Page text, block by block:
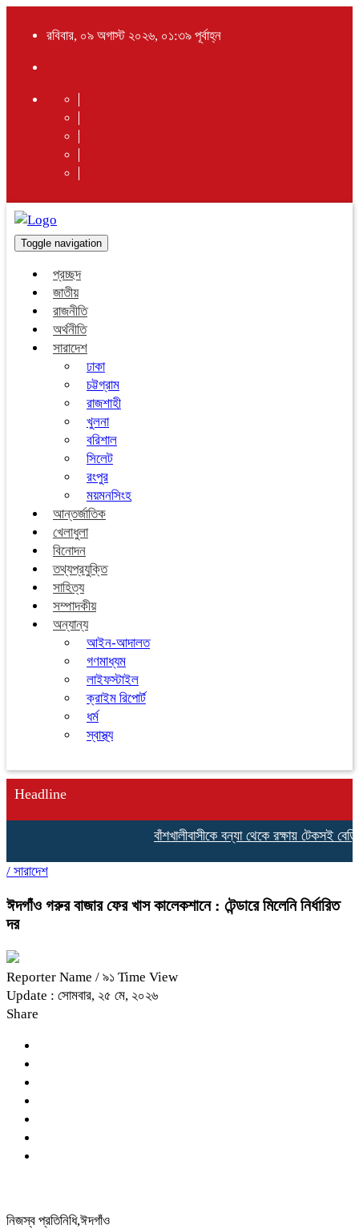
রবিবার, ০৯ অগাস্ট ২০২৬, ০১:৩৯ পূর্বাহ্ন
Toggle navigation
প্রচ্ছদ
জাতীয়
রাজনীতি
অর্থনীতি
সারাদেশ
ঢাকা
চট্টগ্রাম
রাজশাহী
খুলনা
বরিশাল
সিলেট
রংপুর
ময়মনসিংহ
আন্তর্জাতিক
খেলাধুলা
বিনোদন
তথ্যপ্রযুক্তি
সাহিত্য
সম্পাদকীয়
অন্যান্য
আইন-আদালত
গণমাধ্যম
লাইফস্টাইল
ক্রাইম রিপোর্ট
ধর্ম
স্বাস্থ্য
Headline
বাঁশখালীবাসীকে বন্যা থেকে রক্ষায় টেকসই
/ সারাদেশ
ঈদগাঁও গরুর বাজার ফের খাস কালেকশানে : টেন্ডারে মিলেনি নির্ধারিত
দর
Reporter Name / ৯১ Time View
Update : সোমবার, ২৫ মে, ২০২৬
Share
নিজস্ব প্রতিনিধি,ঈদগাঁও